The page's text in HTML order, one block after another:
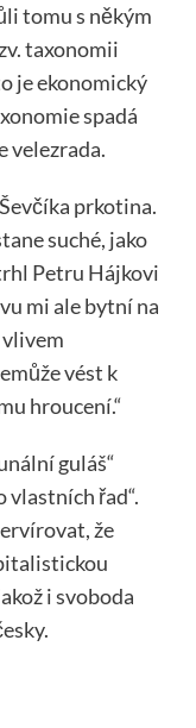
tomu s někým
taxonomii
je ekonomický
spadá
velezrada.
prkotina.
suché, jako
Petru Hájkovi
mi ale bytní na
vést k
hroucení.“
guláš“
vlastních řad“.
že
i svoboda